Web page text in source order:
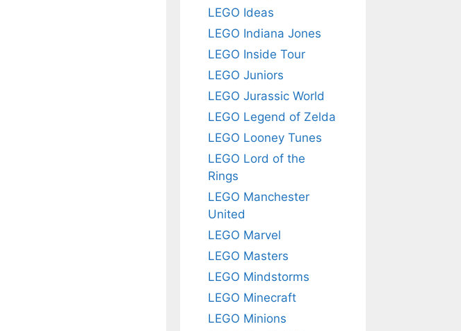
LEGO Ideas
LEGO Indiana Jones
LEGO Inside Tour
LEGO Juniors
LEGO Jurassic World
LEGO Legend of Zelda
LEGO Looney Tunes
LEGO Lord of the
Rings
LEGO Manchester
United
LEGO Marvel
LEGO Masters
LEGO Mindstorms
LEGO Minecraft
LEGO Minions